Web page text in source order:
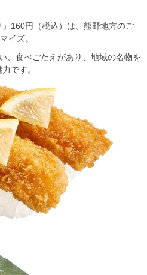
160円（税込）は、熊野地方のご
イズ。
、食べごたえがあり、地域の名物を
です。